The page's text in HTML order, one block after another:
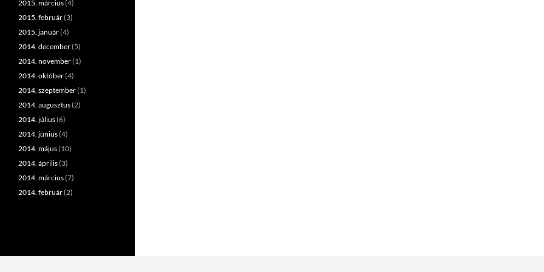
2015. március(4)
2015. február(3)
2015. január(4)
2014. december(5)
2014. november(1)
2014. október(4)
2014. szeptember(1)
2014. augusztus(2)
2014. július(6)
2014. június(4)
2014. május(10)
2014. április(3)
2014. március(7)
2014. február(2)